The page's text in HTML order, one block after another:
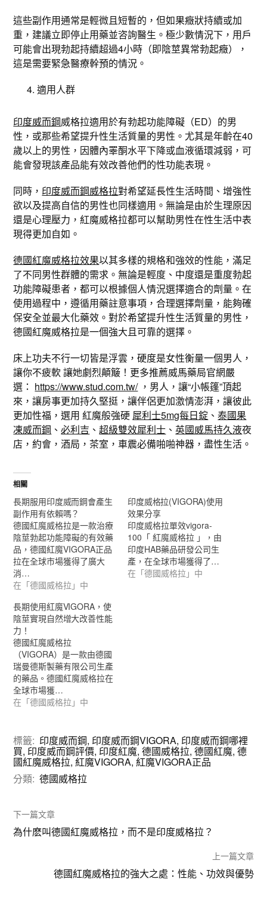
這些副作用通常是輕微且短暫的，但如果癥狀持續或加
重，建議立即停止用藥並咨詢醫生。極少數情況下，用戶
可能會出現勃起持續超過4小時（即陰莖異常勃起癥），
這是需要緊急醫療幹預的情況。
適用人群
印度威而鋼威格拉適用於有勃起功能障礙（ED）的男
性，或那些希望提升性生活質量的男性。尤其是年齡在40
歲以上的男性，因體內睪酮水平下降或血液循環減弱，可
能會發現該產品能有效改善他們的性功能表現。
同時， 印度威而鋼威格拉對希望延長性生活時間、增強性
欲以及提高自信的男性也同樣適用。無論是由於生理原因
還是心理壓力，紅魔威格拉都可以幫助男性在性生活中表
現得更加自如。
德國紅魔威格拉效果以其多樣的規格和強效的性能，滿足
了不同男性群體的需求。無論是輕度、中度還是重度勃起
功能障礙患者，都可以根據個人情況選擇適合的劑量。在
使用過程中，遵循用藥註意事項，合理選擇劑量，能夠確
保安全並最大化藥效。對於希望提升性生活質量的男性，
德國紅魔威格拉是一個強大且可靠的選擇。
床上功夫不行一切皆是浮雲，硬度是女性衡量一個男人，
讓你不疲軟 讓她劇烈顛簸！更多推薦威馬藥局官網嚴
選： https://www.stud.com.tw/，男人，讓“小帳篷”頂起
來，讓房事更加持久堅挺，讓伴侶更加激情澎湃，讓彼此
更加性福，選用 紅魔般強硬 犀利士5mg每日錠 、泰國果
凍威而鋼 、必利吉 、超級雙效犀利士 、英國威馬持久液夜
店，約會，酒局，茶室，車震必備啪啪神器，盡性生活。
相關
長期服用印度威而鋼會產生
副作用有依賴嗎？
德國紅魔威格拉是一款治療
陰莖勃起功能障礙的有效藥
品，德國紅魔VIGORA正品
拉在全球市場獲得了廣大
消…
在「德國威格拉」中
印度威格拉(VIGORA)使用
效果分享
印度威格拉單效vigora-
100「 紅魔威格拉 」，由
印度HAB藥品研發公司生
產，在全球市場獲得了…
在「德國威格拉」中
長期使用紅魔VIGORA，使
陰莖實現自然增大改善性能
力！
德國紅魔威格拉
（VIGORA）是一款由德國
瑞曼德斯製藥有限公司生產
的藥品。德國紅魔威格拉在
全球市場獲…
在「德國威格拉」中
標籤: 印度威而鋼, 印度威而鋼VIGORA, 印度威而鋼哪裡
買, 印度威而鋼評價, 印度紅魔,德國威格拉,德國紅魔,德
國紅魔威格拉,紅魔VIGORA,紅魔VIGORA正品
分類: 德國威格拉
下一篇文章
為什麽叫德國紅魔威格拉，而不是印度威格拉？
上一篇文章
德國紅魔威格拉的強大之處：性能、功效與優勢